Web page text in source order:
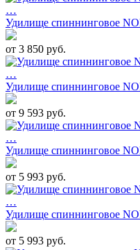
…
Удилище спиннинговое
от 3 850 руб.
…
Удилище спиннинговое
от 9 593 руб.
…
Удилище спиннинговое
от 5 993 руб.
…
Удилище спиннинговое
от 5 993 руб.